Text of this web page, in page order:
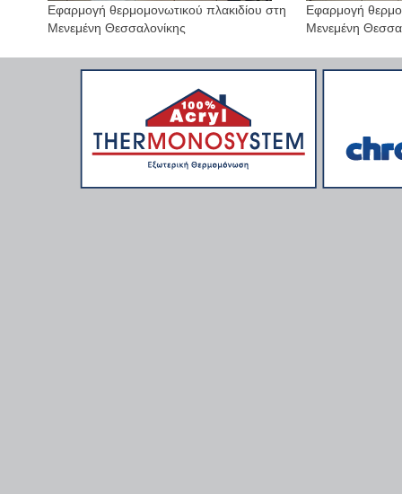
Εφαρμογή θερμομονωτικού πλακιδίου στη
Μενεμένη Θεσσαλονίκης
Εφαρμογή
Μενεμένη